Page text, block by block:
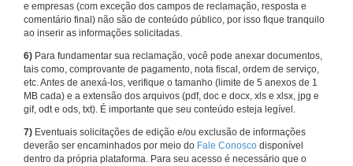
e empresas (com exceção dos campos de reclamação, resposta e
comentário final) não são de conteúdo público, por isso fique tranquilo
ao inserir as informações solicitadas.
6) Para fundamentar sua reclamação, você pode anexar documentos,
tais como, comprovante de pagamento, nota fiscal, ordem de serviço,
etc. Antes de anexá-los, verifique o tamanho (limite de 5 anexos de 1
MB cada) e a extensão dos arquivos (pdf, doc e docx, xls e xlsx, jpg e
gif, odt e ods, txt). É importante que seu conteúdo esteja legível.
7) Eventuais solicitações de edição e/ou exclusão de informações
deverão ser encaminhados por meio do Fale Conosco disponível
dentro da própria plataforma. Para seu acesso é necessário que o